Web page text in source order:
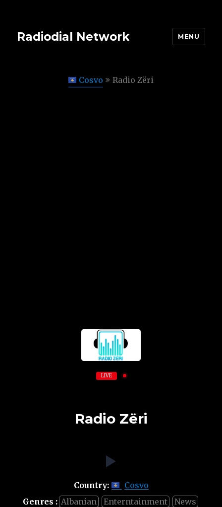
Radiodial Network MENU
Cosvo Radio Zëri
LIVE
Radio Zëri
Country:
Cosvo
Genres : Albanian Enterntainment
News